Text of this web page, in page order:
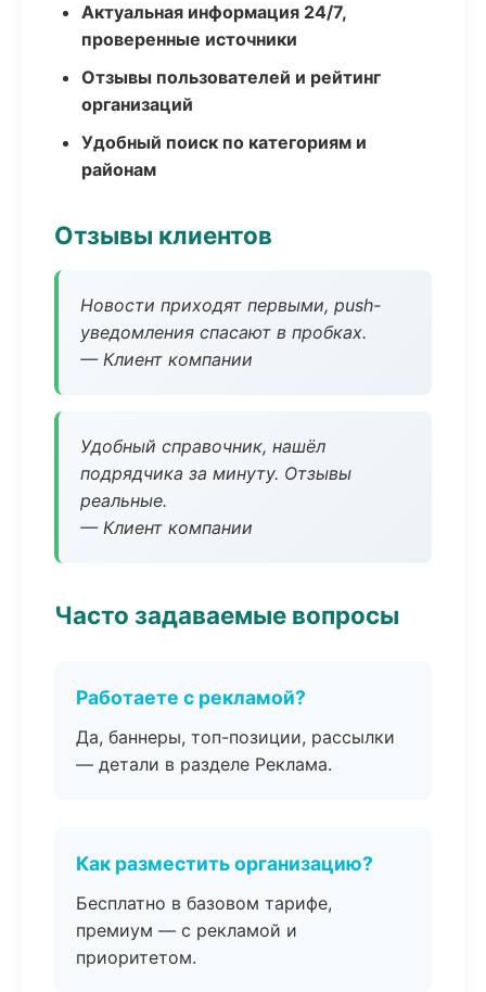
Актуальная информация 24/7,
проверенные источники
Отзывы пользователей и рейтинг
организаций
Удобный поиск по категориям и
районам
Отзывы клиентов
Новости приходят первыми, push-
уведомления спасают в пробках.
— Клиент компании
Удобный справочник, нашёл
подрядчика за минуту. Отзывы
реальные.
— Клиент компании
Часто задаваемые вопросы
Работаете с рекламой?
Да, баннеры, топ-позиции, рассылки
— детали в разделе Реклама.
Как разместить организацию?
Бесплатно в базовом тарифе,
премиум — с рекламой и
приоритетом.